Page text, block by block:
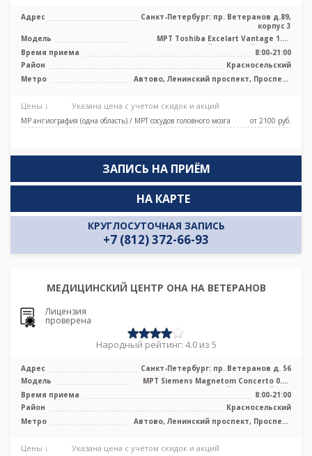
Адрес
Санкт-Петербург: пр. Ветеранов д.89,
корпус 3
Модель
МРТ Toshiba Excelart Vantage 1.5T
высокопольный закрытый тип, УЗИ
Время приема
8:00-21:00
Район
Красносельский
Метро
Автово, Ленинский проспект, Проспект
Цены ↓ Указана цена с учетом скидок и акций
МР ангиография (одна область) / МРТ сосудов головного мозга от 2100 pуб.
ЗАПИСЬ НА ПРИЁМ
КРУГЛОСУТОЧНАЯ ЗАПИСЬ
+7 (812) 372-66-93
НА КАРТЕ
МЕДИЦИНСКИЙ ЦЕНТР ОНА НА ВЕТЕРАНОВ
Лицензия
проверена
Народный рейтинг: 4.0 из 5
Адрес
Санкт-Петербург: пр. Ветеранов д. 56
Модель
МРТ Siemens Magnetom Concerto 0.2T
низкопольный открытый тип
Время приема
8:00-21:00
Район
Красносельский
Метро
Автово, Ленинский проспект, Проспект
Цены ↓ Указана цена с учетом скидок и акций